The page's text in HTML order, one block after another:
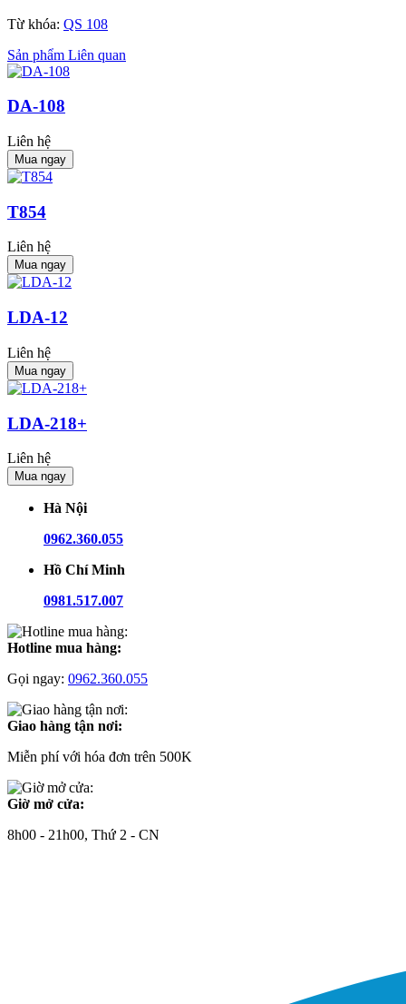
Từ khóa: QS 108
Sản phẩm Liên quan
DA-108
Liên hệ
Mua ngay
T854
Liên hệ
Mua ngay
LDA-12
Liên hệ
Mua ngay
LDA-218+
Liên hệ
Mua ngay
Hà Nội
0962.360.055
Hồ Chí Minh
0981.517.007
Hotline mua hàng:
Gọi ngay: 0962.360.055
Giao hàng tận nơi:
Miễn phí với hóa đơn trên 500K
Giờ mở cửa:
8h00 - 21h00, Thứ 2 - CN